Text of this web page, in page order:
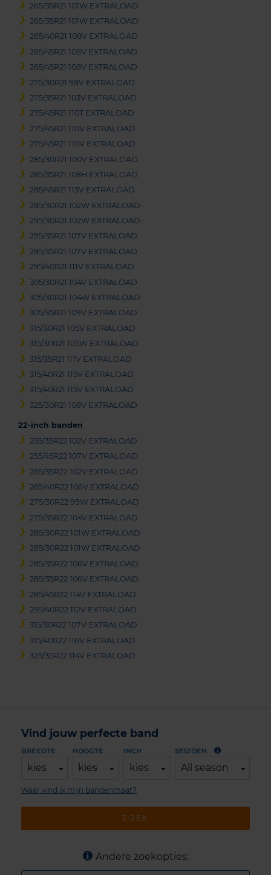
265/35R21 101W EXTRALOAD
265/35R21 101W EXTRALOAD
265/40R21 108V EXTRALOAD
265/45R21 108V EXTRALOAD
265/45R21 108V EXTRALOAD
275/30R21 98V EXTRALOAD
275/35R21 103V EXTRALOAD
275/45R21 110T EXTRALOAD
275/45R21 110V EXTRALOAD
275/45R21 110V EXTRALOAD
285/30R21 100V EXTRALOAD
285/35R21 108H EXTRALOAD
285/45R21 113V EXTRALOAD
295/30R21 102W EXTRALOAD
295/30R21 102W EXTRALOAD
295/35R21 107V EXTRALOAD
295/35R21 107V EXTRALOAD
295/40R21 111V EXTRALOAD
305/30R21 104V EXTRALOAD
305/30R21 104W EXTRALOAD
305/35R21 109V EXTRALOAD
315/30R21 105V EXTRALOAD
315/30R21 105W EXTRALOAD
315/35R21 111V EXTRALOAD
315/40R21 115V EXTRALOAD
315/40R21 115V EXTRALOAD
325/30R21 108V EXTRALOAD
22-inch banden
255/35R22 102V EXTRALOAD
255/45R22 107V EXTRALOAD
265/35R22 102V EXTRALOAD
265/40R22 106V EXTRALOAD
275/30R22 99W EXTRALOAD
275/35R22 104V EXTRALOAD
285/30R22 101W EXTRALOAD
285/30R22 101W EXTRALOAD
285/35R22 106V EXTRALOAD
285/35R22 106V EXTRALOAD
285/45R22 114V EXTRALOAD
295/40R22 112V EXTRALOAD
315/30R22 107V EXTRALOAD
315/40R22 116V EXTRALOAD
325/35R22 114V EXTRALOAD
Vind jouw perfecte band
BREEDTE
kies
HOOGTE
kies
INCH
kies
SEIZOEN
All season
ZOEK
Waar vind ik mijn bandenmaat?
Andere zoekopties: